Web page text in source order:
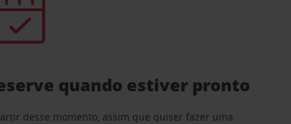
quando estiver pronto
desse momento, assim que quiser fazer uma